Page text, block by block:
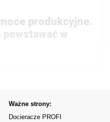
produkcyjne.
w
Ważne strony:
Docieracze PROFI